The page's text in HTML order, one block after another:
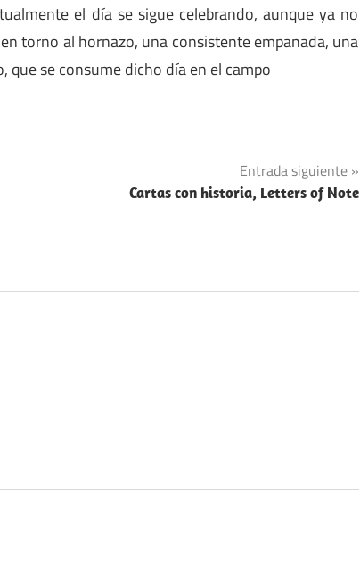
el día se sigue celebrando, aunque ya no
torno al hornazo, una consistente empanada, una
que se consume dicho día en el campo
Entrada siguiente
Cartas con historia, Letters of Note